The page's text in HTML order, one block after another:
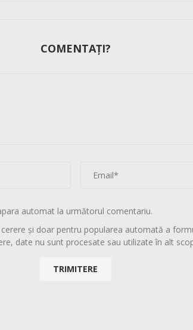
COMENTAȚI?
automat la următorul comentariu.
și doar pentru popularea automată a
date nu sunt procesate sau utilizate în alt